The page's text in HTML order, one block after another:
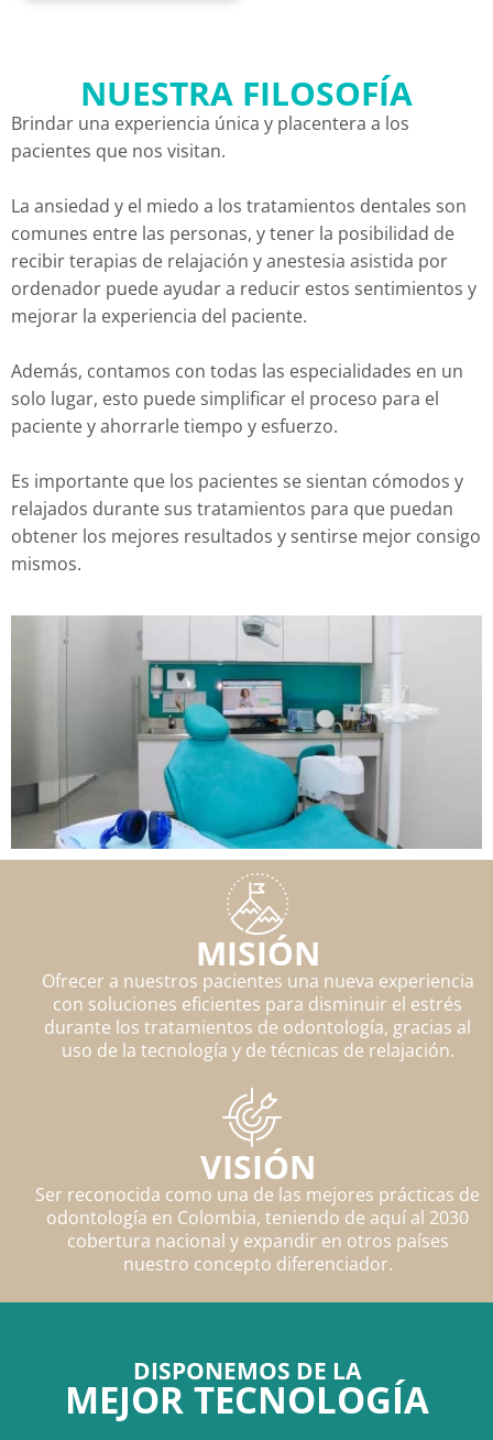
NUESTRA FILOSOFÍA
Brindar una experiencia única y placentera a los
pacientes que nos visitan.
La ansiedad y el miedo a los tratamientos dentales son
comunes entre las personas, y tener la posibilidad de
recibir terapias de relajación y anestesia asistida por
ordenador puede ayudar a reducir estos sentimientos y
mejorar la experiencia del paciente.
Además, contamos con todas las especialidades en un
solo lugar, esto puede simplificar el proceso para el
paciente y ahorrarle tiempo y esfuerzo.
Es importante que los pacientes se sientan cómodos y
relajados durante sus tratamientos para que puedan
obtener los mejores resultados y sentirse mejor consigo
mismos.
MISIÓN
Ofrecer a nuestros pacientes una nueva experiencia
con soluciones eficientes para disminuir el estrés
durante los tratamientos de odontología, gracias al
uso de la tecnología y de técnicas de relajación.
VISIÓN
Ser reconocida como una de las mejores prácticas de
odontología en Colombia, teniendo de aquí al 2030
cobertura nacional y expandir en otros países
nuestro concepto diferenciador.
DISPONEMOS DE LA
MEJOR TECNOLOGÍA